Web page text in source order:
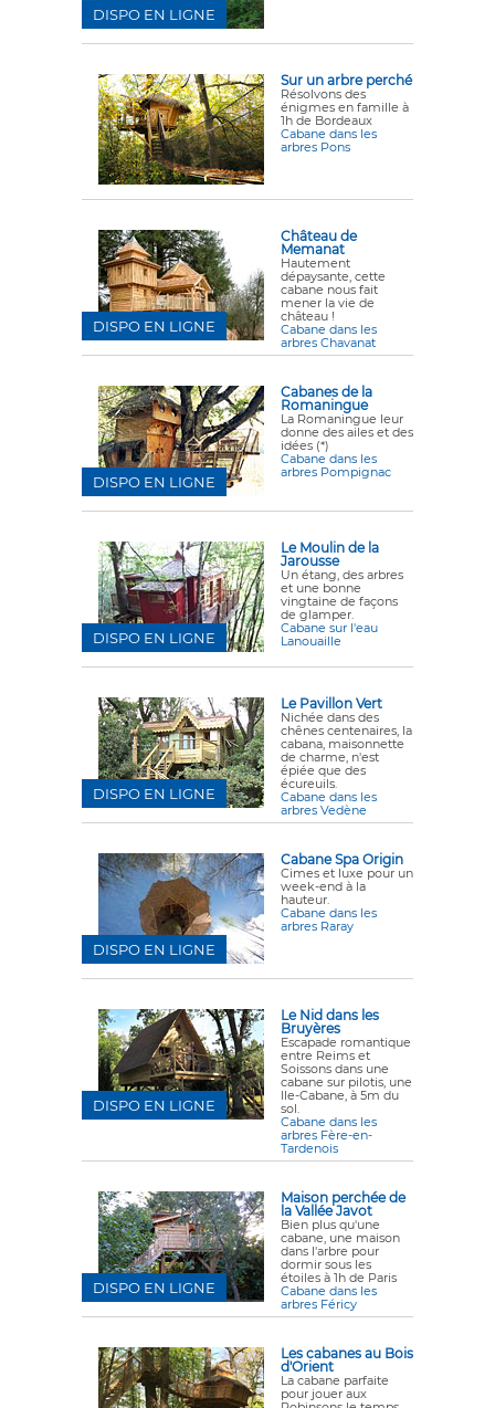
DISPO EN LIGNE
Sur un arbre perché
Résolvons des
énigmes en famille à
1h de Bordeaux
Cabane dans les
arbres Pons
Château de
Memanat
Hautement
dépaysante, cette
cabane nous fait
mener la vie de
château !
Cabane dans les
arbres Chavanat
DISPO EN LIGNE
Cabanes de la
Romaningue
La Romaningue leur
donne des ailes et des
idées (*)
Cabane dans les
arbres Pompignac
DISPO EN LIGNE
Le Moulin de la
Jarousse
Un étang, des arbres
et une bonne
vingtaine de façons
de glamper.
Cabane sur l'eau
Lanouaille
DISPO EN LIGNE
Le Pavillon Vert
Nichée dans des
chênes centenaires, la
cabana, maisonnette
de charme, n'est
épiée que des
écureuils.
Cabane dans les
arbres Vedène
DISPO EN LIGNE
Cabane Spa Origin
Cimes et luxe pour un
week-end à la
hauteur.
Cabane dans les
arbres Raray
DISPO EN LIGNE
Le Nid dans les
Bruyères
Escapade romantique
entre Reims et
Soissons dans une
cabane sur pilotis, une
Ile-Cabane, à 5m du
sol.
Cabane dans les
arbres Fère-en-
Tardenois
DISPO EN LIGNE
Maison perchée de
la Vallée Javot
Bien plus qu'une
cabane, une maison
dans l'arbre pour
dormir sous les
étoiles à 1h de Paris
Cabane dans les
arbres Féricy
DISPO EN LIGNE
Les cabanes au Bois
d'Orient
La cabane parfaite
pour jouer aux